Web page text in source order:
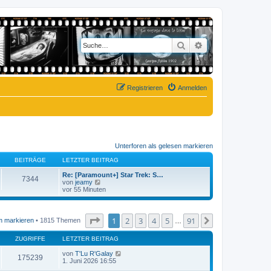
SucheErweiterte Suche
Anmelden
Registrieren
Unterforen als gelesen markieren
BEITRÄGE LETZTER BEITRAG
7344
Re: [Paramount+] Star Trek: S…
von jeamy
e
u
r
B
e
i
t
vor 55 Minuten
markieren • 1815 Themen Seite von91
1 2 3 4 5 91
ZUGRIFFE LETZTER BEITRAG
175239 von T'Lu R'Galay
1. Juni 2026 16:55